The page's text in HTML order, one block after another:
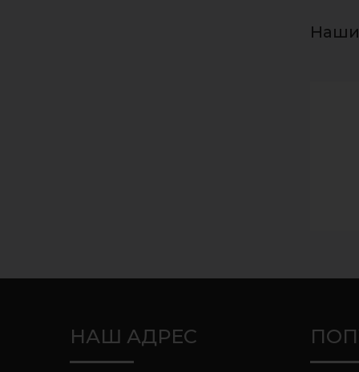
Наши
НАШ АДРЕС